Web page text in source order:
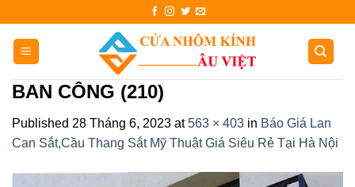
content
BAN CÔNG (210)
Published 28 Tháng 6, 2023 at563 × 403 in Báo Giá Lan
Can Sắt,Cầu Thang Sắt Mỹ Thuật Giá Siêu Rẻ Tại Hà Nội